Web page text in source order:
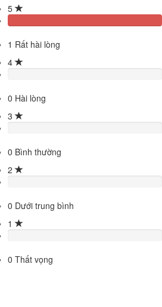
5
1 Rất hài lòng
4
0 Hài lòng
3
0 Bình thường
2
0 Dưới trung bình
1
0 Thất vọng